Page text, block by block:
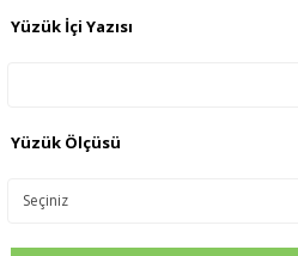
Yüzük İçi Yazısı
Yüzük Ölçüsü